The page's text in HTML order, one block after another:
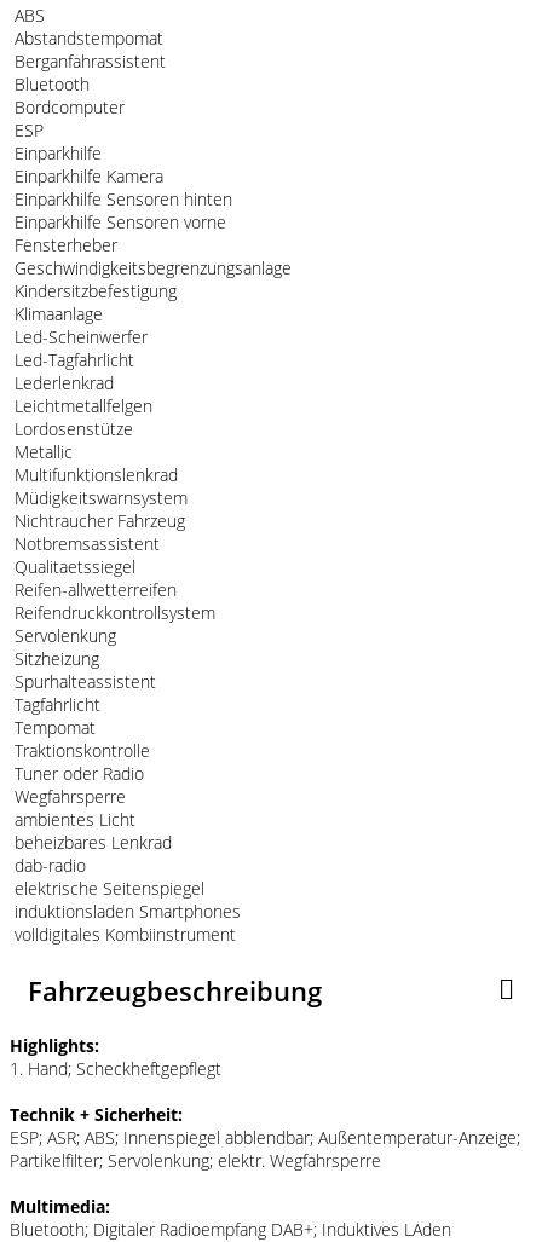
ABS
Abstandstempomat
Berganfahrassistent
Bluetooth
Bordcomputer
ESP
Einparkhilfe
Einparkhilfe Kamera
Einparkhilfe Sensoren hinten
Einparkhilfe Sensoren vorne
Fensterheber
Geschwindigkeitsbegrenzungsanlage
Kindersitzbefestigung
Klimaanlage
Led-Scheinwerfer
Led-Tagfahrlicht
Lederlenkrad
Leichtmetallfelgen
Lordosenstütze
Metallic
Multifunktionslenkrad
Müdigkeitswarnsystem
Nichtraucher Fahrzeug
Notbremsassistent
Qualitaetssiegel
Reifen-allwetterreifen
Reifendruckkontrollsystem
Servolenkung
Sitzheizung
Spurhalteassistent
Tagfahrlicht
Tempomat
Traktionskontrolle
Tuner oder Radio
Wegfahrsperre
ambientes Licht
beheizbares Lenkrad
dab-radio
elektrische Seitenspiegel
induktionsladen Smartphones
volldigitales Kombiinstrument
Fahrzeugbeschreibung
Highlights:
1. Hand; Scheckheftgepflegt
Technik + Sicherheit:
ESP; ASR; ABS; Innenspiegel abblendbar; Außentemperatur-Anzeige;
Partikelfilter; Servolenkung; elektr. Wegfahrsperre
Multimedia:
Bluetooth; Digitaler Radioempfang DAB+; Induktives LAden